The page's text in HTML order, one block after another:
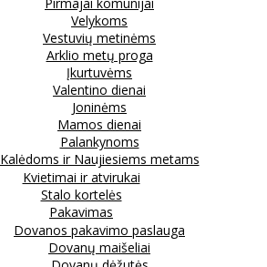
Velykoms
Vestuvių metinėms
Arklio metų proga
Įkurtuvėms
Valentino dienai
Joninėms
Mamos dienai
Palankynoms
Kalėdoms ir Naujiesiems metams
Kvietimai ir atvirukai
Stalo kortelės
Pakavimas
Dovanos pakavimo paslauga
Dovanų maišeliai